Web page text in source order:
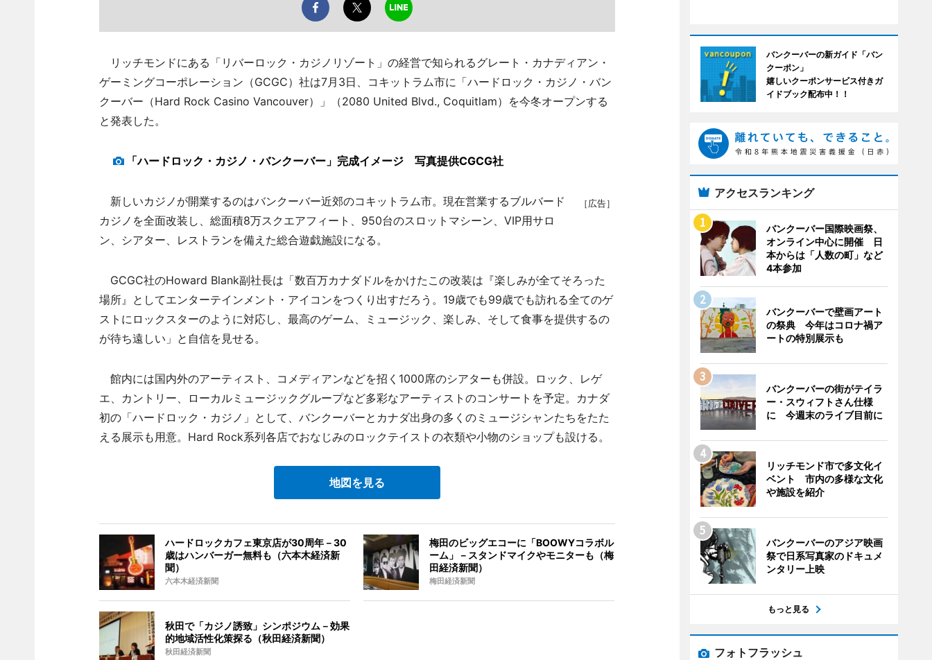
リッチモンドにある「リバーロック・カジノリゾート」の経営で知られるグレート・カナディアン・
ゲーミングコーポレーション（GCGC）社は7月3日、コキットラム市に「ハードロック・カジノ・バン
クーバー（Hard Rock Casino Vancouver）」（2080 United Blvd., Coquitlam）を今冬オープンする
と発表した。
「ハードロック・カジノ・バンクーバー」完成イメージ 写真提供CGCG社
［広告］
新しいカジノが開業するのはバンクーバー近郊のコキットラム市。現在営業するブルバード
カジノを全面改装し、総面積8万スクエアフィート、950台のスロットマシーン、VIP用サロ
ン、シアター、レストランを備えた総合遊戯施設になる。
GCGC社のHoward Blank副社長は「数百万カナダドルをかけたこの改装は『楽しみが全てそろった
場所』としてエンターテインメント・アイコンをつくり出すだろう。19歳でも99歳でも訪れる全てのゲ
ストにロックスターのように対応し、最高のゲーム、ミュージック、楽しみ、そして食事を提供するの
が待ち遠しい」と自信を見せる。
館内には国内外のアーティスト、コメディアンなどを招く1000席のシアターも併設。ロック、レゲ
エ、カントリー、ローカルミュージックグループなど多彩なアーティストのコンサートを予定。カナダ
初の「ハードロック・カジノ」として、バンクーバーとカナダ出身の多くのミュージシャンたちをたた
える展示も用意。Hard Rock系列各店でおなじみのロックテイストの衣類や小物のショップも設ける。
地図を見る
ハードロックカフェ東京店が30周年－30
歳はハンバーガー無料も（六本木経済新
聞）
六本木経済新聞
梅田のビッグエコーに「BOOWYコラボル
ーム」－スタンドマイクやモニターも（梅
田経済新聞）
梅田経済新聞
秋田で「カジノ誘致」シンポジウム－効果
的地域活性化策探る（秋田経済新聞）
秋田経済新聞
バンクーバーの新ガイド「バン
クーポン」
嬉しいクーポンサービス付きガ
イドブック配布中！！
アクセスランキング
バンクーバー国際映画祭、
オンライン中心に開催 日
本からは「人数の町」など
4本参加
バンクーバーで壁画アート
の祭典 今年はコロナ禍ア
ートの特別展示も
バンクーバーの街がテイラ
ー・スウィフトさん仕様
に 今週末のライブ目前に
リッチモンド市で多文化イ
ベント 市内の多様な文化
や施設を紹介
バンクーバーのアジア映画
祭で日系写真家のドキュメ
ンタリー上映
もっと見る
フォトフラッシュ